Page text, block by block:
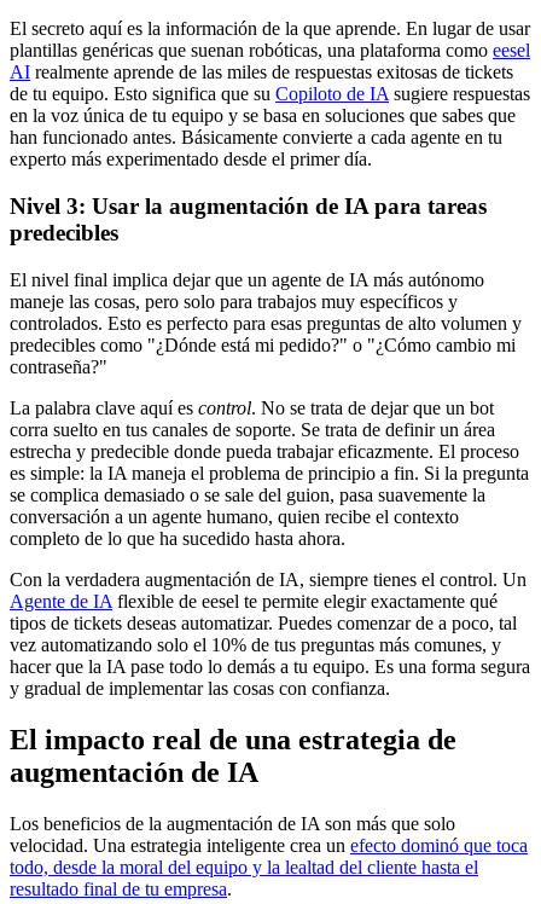
El secreto aquí es la información de la que aprende. En lugar de usar
plantillas genéricas que suenan robóticas, una plataforma como eesel
AI realmente aprende de las miles de respuestas exitosas de tickets
de tu equipo. Esto significa que su Copiloto de IA sugiere respuestas
en la voz única de tu equipo y se basa en soluciones que sabes que
han funcionado antes. Básicamente convierte a cada agente en tu
experto más experimentado desde el primer día.
Nivel 3: Usar la augmentación de IA para tareas
predecibles
El nivel final implica dejar que un agente de IA más autónomo
maneje las cosas, pero solo para trabajos muy específicos y
controlados. Esto es perfecto para esas preguntas de alto volumen y
predecibles como "¿Dónde está mi pedido?" o "¿Cómo cambio mi
contraseña?"
La palabra clave aquí es control. No se trata de dejar que un bot
corra suelto en tus canales de soporte. Se trata de definir un área
estrecha y predecible donde pueda trabajar eficazmente. El proceso
es simple: la IA maneja el problema de principio a fin. Si la pregunta
se complica demasiado o se sale del guion, pasa suavemente la
conversación a un agente humano, quien recibe el contexto
completo de lo que ha sucedido hasta ahora.
Con la verdadera augmentación de IA, siempre tienes el control. Un
Agente de IA flexible de eesel te permite elegir exactamente qué
tipos de tickets deseas automatizar. Puedes comenzar de a poco, tal
vez automatizando solo el 10% de tus preguntas más comunes, y
hacer que la IA pase todo lo demás a tu equipo. Es una forma segura
y gradual de implementar las cosas con confianza.
El impacto real de una estrategia de
augmentación de IA
Los beneficios de la augmentación de IA son más que solo
velocidad. Una estrategia inteligente crea un efecto dominó que toca
todo, desde la moral del equipo y la lealtad del cliente hasta el
resultado final de tu empresa.